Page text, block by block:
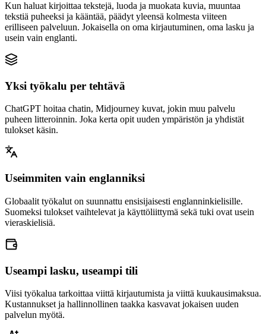
Kun haluat kirjoittaa tekstejä, luoda ja muokata kuvia, muuntaa
tekstiä puheeksi ja kääntää, päädyt yleensä kolmesta viiteen
erilliseen palveluun. Jokaisella on oma kirjautuminen, oma lasku ja
usein vain englanti.
Yksi työkalu per tehtävä
ChatGPT hoitaa chatin, Midjourney kuvat, jokin muu palvelu
puheen litteroinnin. Joka kerta opit uuden ympäristön ja yhdistät
tulokset käsin.
Useimmiten vain englanniksi
Globaalit työkalut on suunnattu ensisijaisesti englanninkielisille.
Suomeksi tulokset vaihtelevat ja käyttöliittymä sekä tuki ovat usein
vieraskielisiä.
Useampi lasku, useampi tili
Viisi työkalua tarkoittaa viittä kirjautumista ja viittä kuukausimaksua.
Kustannukset ja hallinnollinen taakka kasvavat jokaisen uuden
palvelun myötä.